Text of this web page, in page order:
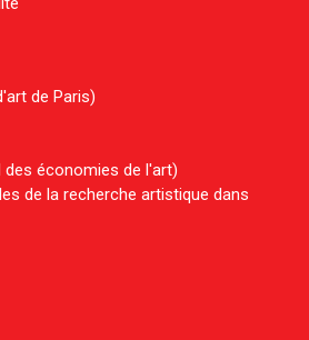
de Paris)
économies de l'art)
de la recherche artistique dans